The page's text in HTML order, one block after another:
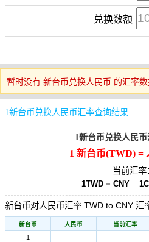
兑换数额
暂时没有 新台币兑换人民币 的汇率数
1新台币兑换人民币汇率查询结果
1新台币兑换人民
1 新台币(TWD) =
当前汇率
1TWD = CNY
新台币对人民币汇率 TWD to CNY 汇
新台币 人民币 当前汇率
1